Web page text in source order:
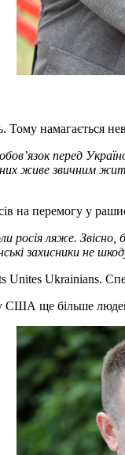
намагається
перед
живе звичним
на перемогу у
росія ляже.
захисники
Ukrainians.
ще більше